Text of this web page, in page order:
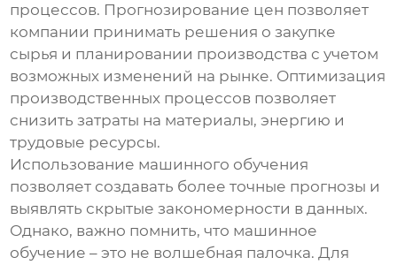
процессов. Прогнозирование цен позволяет
компании принимать решения о закупке
сырья и планировании производства с учетом
возможных изменений на рынке. Оптимизация
производственных процессов позволяет
снизить затраты на материалы, энергию и
трудовые ресурсы.
Использование машинного обучения
позволяет создавать более точные прогнозы и
выявлять скрытые закономерности в данных.
Однако, важно помнить, что машинное
обучение – это не волшебная палочка. Для